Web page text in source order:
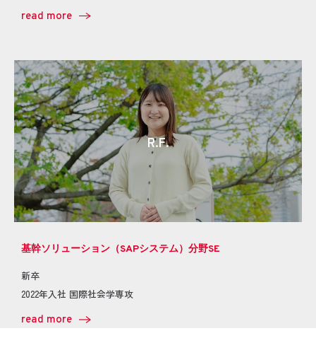
read more
R.F.
基幹ソリューション（SAPシステム）分野SE
新卒
2022年入社 国際社会学専攻
read more